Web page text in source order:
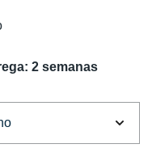
2 semanas